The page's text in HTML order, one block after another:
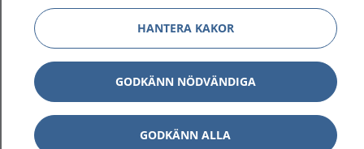
Om 1177 Show
Kontakt Show
Behandling av personuppgifter
HANTERA KAKOR
GODKÄNN NÖDVÄNDIGA
GODKÄNN ALLA